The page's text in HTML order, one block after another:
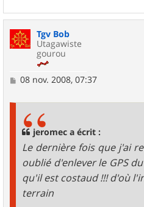
Tgv Bob
Utagawiste
gourou
M
08 nov. 2008, 07:37
jeromec a écrit :
Le dernière fois que j'ai
oublié d'enlever le GPS
qu'il est costaud !!! d'où
terrain